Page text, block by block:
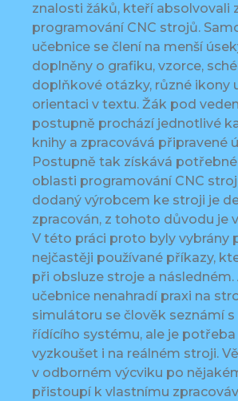
znalosti žáků, kteří absolvovali
programování CNC strojů.
učebnice se člení na menší
doplněny o grafiku, vzorce,
doplňkové otázky, různé ikony
orientaci v textu. Žák pod
postupně prochází jednotlivé
knihy a zpracovává připravené
Postupně tak získává
oblasti programování CNC
dodaný výrobcem ke stroji je
zpracován, z tohoto důvodu je
V této práci proto byly vybrány
nejčastěji používané příkazy,
při obsluze stroje a následném.
učebnice nenahradí praxi na
simulátoru se člověk seznámí
řídícího systému, ale je potřeba
vyzkoušet i na reálném stroji.
v odborném výcviku po
přistoupí k vlastnímu